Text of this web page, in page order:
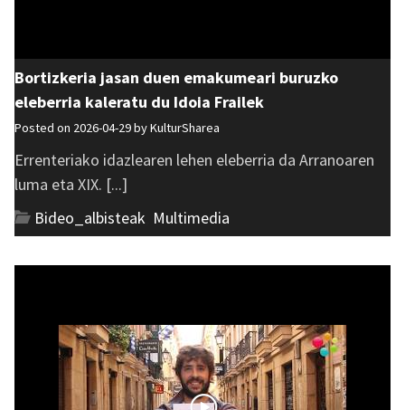
Bortizkeria jasan duen emakumeari buruzko
eleberria kaleratu du Idoia Frailek
Posted on 2026-04-29 byKulturSharea
Errenteriako idazlearen lehen eleberria da Arranoaren
luma eta XIX. [...]
Bideo_albisteak Multimedia